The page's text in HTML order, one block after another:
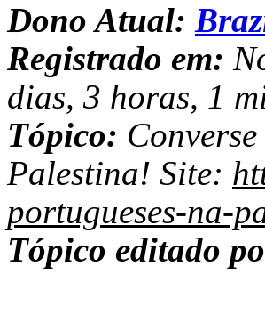
Dono Atual:
Registrado em:
dias, 3 horas, 1
Tópico:
Palestina! Site:
portugueses-na-
Tópico editado